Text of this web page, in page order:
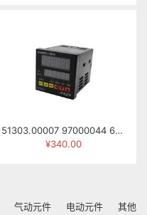
51303.00007 97000044 6位计数/定时器 CT7-MB61(GE7-P62A)
¥340.00
气动元件 电动元件 其他